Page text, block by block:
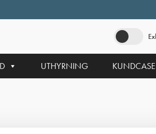
UTHYRNING KUNDCASE